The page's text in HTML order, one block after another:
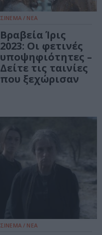
ΣΙΝΕΜΑ / ΝΕΑ
Βραβεία Ίρις
2023: Οι φετινές
υποψηφιότητες –
Δείτε τις ταινίες
που ξεχώρισαν
ΣΙΝΕΜΑ / ΝΕΑ